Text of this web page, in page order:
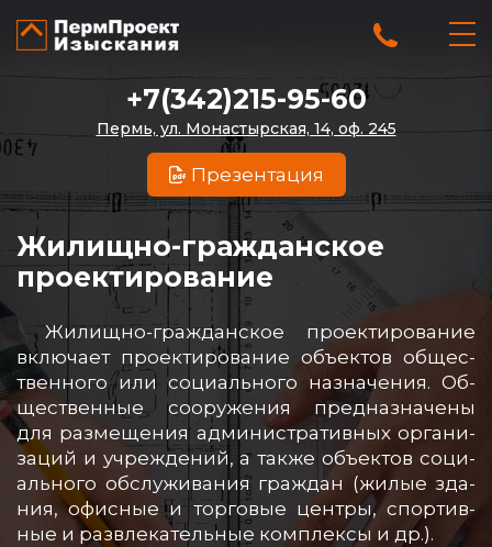
+7(342)215-95-60
Пермь, ул. Монастырская, 14, оф. 245
Презентация
Жилищно-гражданское
проектирование
Жи­лищ­но-граж­дан­ское про­ек­ти­ро­ва­ние
вклю­ча­ет про­ек­ти­ро­ва­ние объ­ек­тов об­щес­
твен­но­го или со­ци­аль­но­го наз­на­че­ния. Об­
щес­твен­ные со­ору­же­ния пред­наз­на­че­ны
для раз­ме­ще­ния ад­ми­нис­тра­тив­ных ор­га­ни­
за­ций и уч­реж­де­ний, а так­же объ­ек­тов со­ци­
аль­но­го об­слу­жи­ва­ния граж­дан (жи­лые зда­
ния, офис­ные и тор­го­вые цен­тры, спор­тив­
ные и раз­вле­ка­тель­ные ком­плек­сы и др.).